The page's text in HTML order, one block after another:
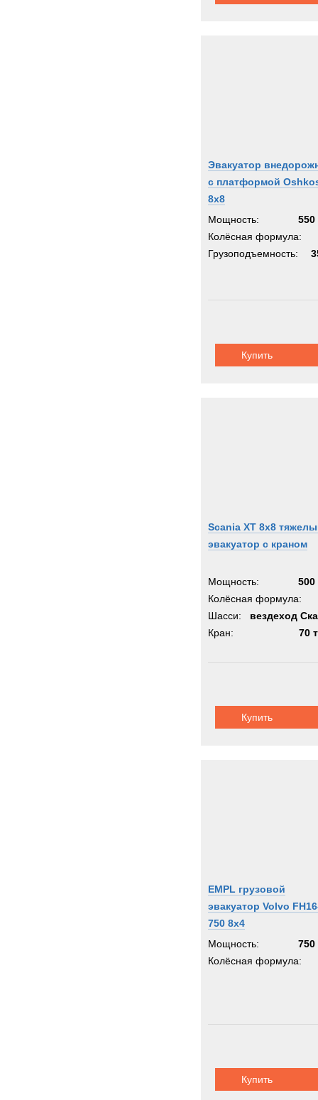
Эвакуатор
с платформой
8x8
Мощность:
550
Колёсная формула:
Грузоподъемность:
Купить
Scania XT 8x8
эвакуатор с краном
Мощность:
500
Колёсная формула:
Шасси:
вездеход
Кран:
70
Купить
EMPL грузовой
эвакуатор Volvo
750 8x4
Мощность:
750
Колёсная формула:
Купить